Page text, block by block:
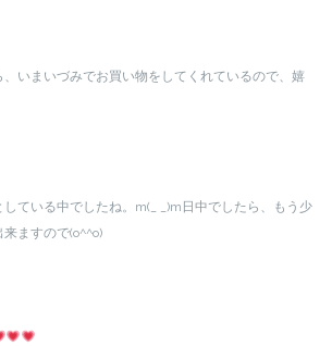
いまいづみでお買い物をしてくれているので、嬉
ている中でしたね。m(_ _)m日中でしたら、もう少
ますので(o^^o)